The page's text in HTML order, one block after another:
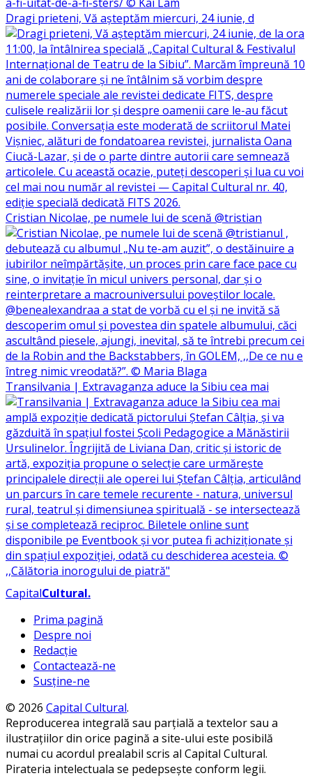
Dragi prieteni, Vă așteptăm miercuri, 24 iunie, d
Cristian Nicolae, pe numele lui de scenă @tristian
Transilvania | Extravaganza aduce la Sibiu cea mai
CapitalCultural.
Prima pagină
Despre noi
Redacție
Contactează-ne
Susține-ne
© 2026 Capital Cultural.
Reproducerea integrală sau parțială a textelor sau a
ilustrațiilor din orice pagină a site-ului este posibilă
numai cu acordul prealabil scris al Capital Cultural.
Pirateria intelectuala se pedepsește conform legii.